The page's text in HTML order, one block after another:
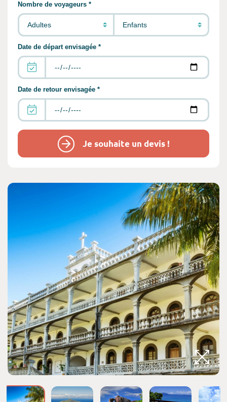
Remplir les informations concernant
Nombre de voyageurs *
Date de départ envisagée *
Date de retour envisagée *
Je souhaite un devis !